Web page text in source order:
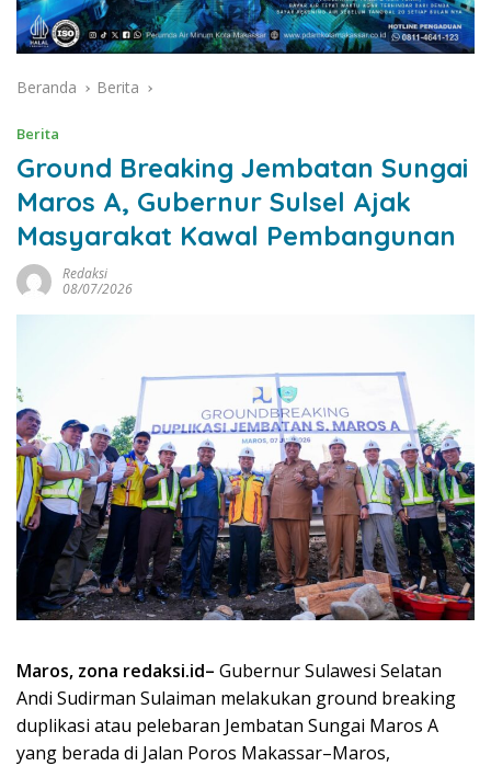
Beranda Berita
Berita
Ground Breaking Jembatan Sungai
Maros A, Gubernur Sulsel Ajak
Masyarakat Kawal Pembangunan
Redaksi
08/07/2026
Maros, zona redaksi.id– Gubernur Sulawesi Selatan
Andi Sudirman Sulaiman melakukan ground breaking
duplikasi atau pelebaran Jembatan Sungai Maros A
yang berada di Jalan Poros Makassar–Maros,